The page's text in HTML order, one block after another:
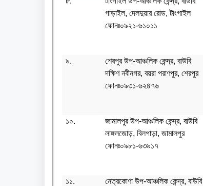
গাড়াইল, দেলদুয়ার রোড, টাংগাইল
ফোনঃ০৯২১-৬১০১১
৯.
শেরপুর উপ-আঞ্চলিক কেন্দ্র, বাউবি
দক্ষিণ নবীনগর, বয়রা পরাণপুর, শেরপুর
ফোনঃ০৯৩১-৬২৪৭৬
১০.
জামালপুর উপ-আঞ্চলিক কেন্দ্র, বাউবি
লাঙ্গলজোড়, বিলপাড়া, জামালপুর
ফোনঃ০৯৮১-৬৩৯১৭
১১.
নেত্রকোণা উপ-আঞ্চলিক কেন্দ্র, বাউবি